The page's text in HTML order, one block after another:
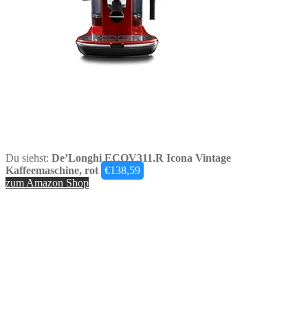
Du siehst: De’Longhi ECOV311.R Icona Vintage
Kaffeemaschine, rot €138,59
zum Amazon Shop